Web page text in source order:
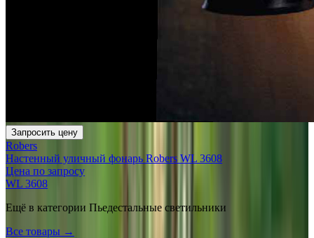
Запросить цену
Robers
Настенный уличный фонарь Robers WL 3608
Цена по запросу
WL 3608
Ещё в категории Пьедестальные светильники
Все товары →